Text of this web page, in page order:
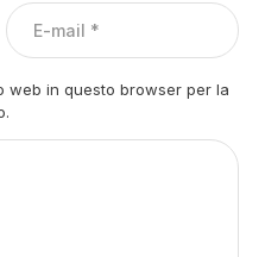
web in questo browser per la